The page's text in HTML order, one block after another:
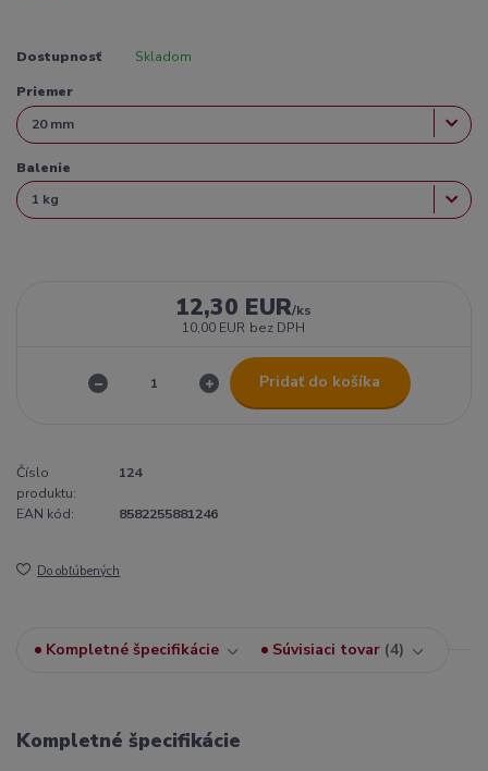
Dostupnosť Skladom
Priemer
Balenie
12,30 EUR/ks
10,00 EUR bez DPH
Pridať do košíka
Číslo
produktu:
124
EAN kód: 8582255881246
Do obľúbených
Kompletné špecifikácie Súvisiaci tovar 4
Kompletné špecifikácie